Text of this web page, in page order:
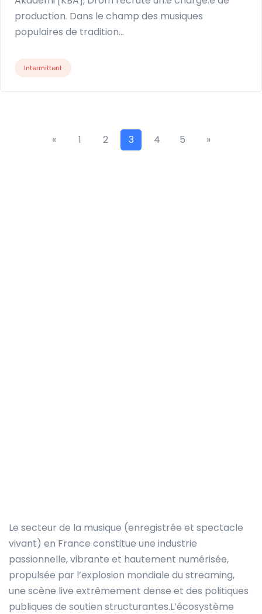
production. Dans le champ des musiques
populaires de tradition…
Intermittent
« 1 2 3 4 5 »
Le secteur de la musique (enregistrée et spectacle
vivant) en France constitue une industrie
passionnelle, vibrante et hautement numérisée,
propulsée par l’explosion mondiale du streaming,
une scène live extrêmement dense et des politiques
publiques de soutien structurantes.L’écosystème